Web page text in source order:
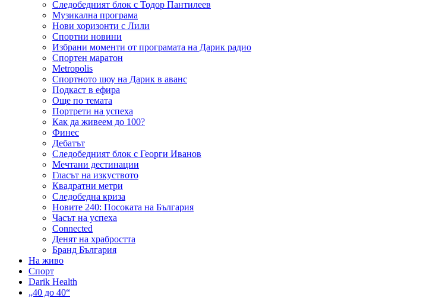
Следобедният блок с Тодор Пантилеев
Музикална програма
Нови хоризонти с Лили
Спортни новини
Избрани моменти от програмата на Дарик радио
Спортен маратон
Metropolis
Спортното шоу на Дарик в аванс
Подкаст в ефира
Още по темата
Портрети на успеха
Как да живеем до 100?
Финес
Дебатът
Следобедният блок с Георги Иванов
Мечтани дестинации
Гласът на изкуството
Квадратни метри
Следобедна криза
Новите 240: Посоката на България
Часът на успеха
Connected
Денят на храбростта
Бранд България
На живо
Спорт
Darik Health
„40 до 40“